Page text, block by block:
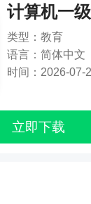
计算机一级
类型：教育
语言：简体中文
时间：2026-07-
立即下载